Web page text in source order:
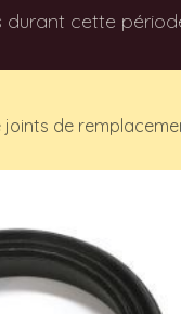
cette
joints de